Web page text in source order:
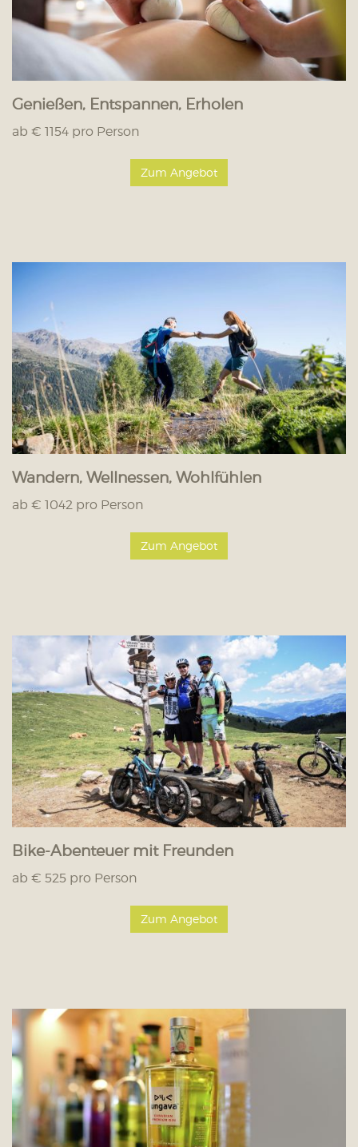
Genießen, Entspannen, Erholen
ab € 1154 pro Person
Zum Angebot
Wandern, Wellnessen, Wohlfühlen
ab € 1042 pro Person
Zum Angebot
Bike-Abenteuer mit Freunden
ab € 525 pro Person
Zum Angebot